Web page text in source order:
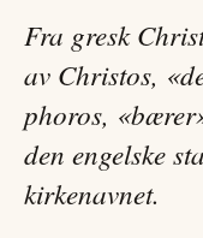
Fra gresk
av Christos,
phoros,
den engelske
kirkenavnet.